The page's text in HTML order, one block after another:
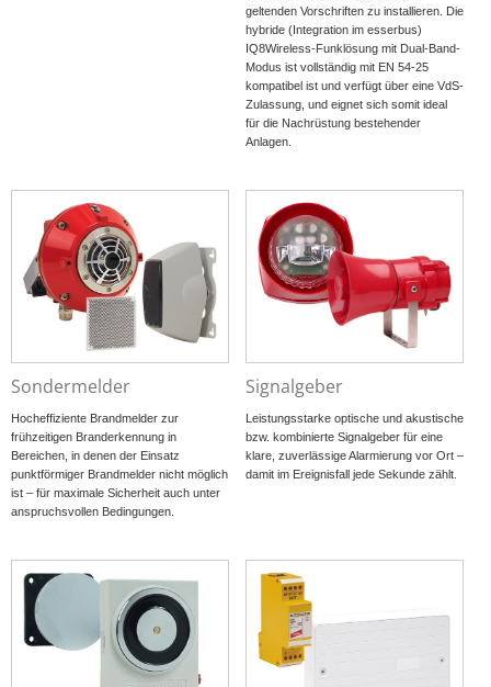
geltenden Vorschriften zu installieren. Die
hybride (Integration im esserbus)
IQ8Wireless-Funklösung mit Dual-Band-
Modus ist vollständig mit EN 54-25
kompatibel ist und verfügt über eine VdS-
Zulassung, und eignet sich somit ideal
für die Nachrüstung bestehender
Anlagen.
Sondermelder
Hocheffiziente Brandmelder zur
frühzeitigen Branderkennung in
Bereichen, in denen der Einsatz
punktförmiger Brandmelder nicht möglich
ist – für maximale Sicherheit auch unter
anspruchsvollen Bedingungen.
Signalgeber
Leistungsstarke optische und akustische
bzw. kombinierte Signalgeber für eine
klare, zuverlässige Alarmierung vor Ort –
damit im Ereignisfall jede Sekunde zählt.